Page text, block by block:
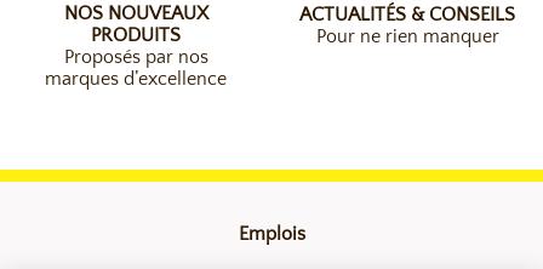
NOS NOUVEAUX
PRODUITS
Proposés par nos
marques d’excellence
ACTUALITÉS & CONSEILS
Pour ne rien manquer
Emplois